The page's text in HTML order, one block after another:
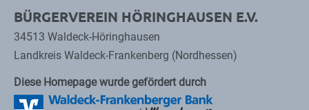
BÜRGERVEREIN HÖRINGHAUSEN E.V.
34513 Waldeck-Höringhausen
Landkreis Waldeck-Frankenberg (Nordhessen)
Diese Homepage wurde gefördert durch